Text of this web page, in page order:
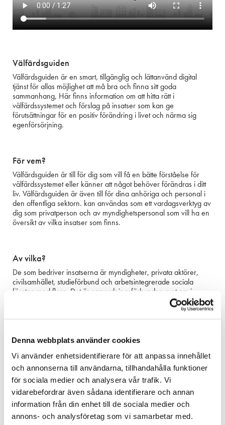
Denna webbplats använder cookies
Vi använder enhetsidentifierare för att anpassa innehållet
och annonserna till användarna, tillhandahålla funktioner
för sociala medier och analysera vår trafik. Vi
vidarebefordrar även sådana identifierare och annan
information från din enhet till de sociala medier och
annons- och analysföretag som vi samarbetar med.
Välfärdsguiden
Välfärdsguiden är en smart, tillgänglig och lättanvänd digital
tjänst för allas möjlighet att må bra och finna sitt goda
sammanhang, Här finns information om att hitta rätt i
välfärdssystemet och förslag på insatser som kan ge
förutsättningar för en positiv förändring i livet och närma sig
egenförsörjning.
För vem?
Välfärdsguiden är till för dig som vill få en bätte förståelse för
välfärdssystemet eller känner att något behöver förändras i ditt
liv. Välfärdsguiden är även till för dina anhöriga och personal i
den offentliga sektorn. kan användas som ett vardagsverktyg av
dig som privatperson och av myndighetspersonal som vill ha en
översikt av vilka insatser som finns.
Av vilka?
De som bedriver insatserna är myndigheter, privata aktörer,
civilsamhället, studieförbund och arbetsintegrerade sociala
företag med flera. Det är samordningsförbunden runt om i
Tidigare
Välfärdsguiden hette tidigare Insatskatalogen. Insatskatalogens
syfte var att effektivisera och rationalisera sökandet efter insatser
för dem i behov av stöd mot egenförsörjning. Dagens verktyg
ger dig en bättre guidning inom välfärden, om det så handlar
om lätttillgänglig information för dig i just din situation eller en
aktivitet för att ta nästa steg framåt.